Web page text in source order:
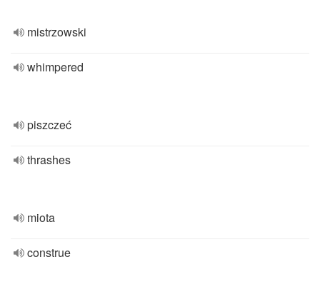
mistrzowski
whimpered
piszczeć
thrashes
miota
construe